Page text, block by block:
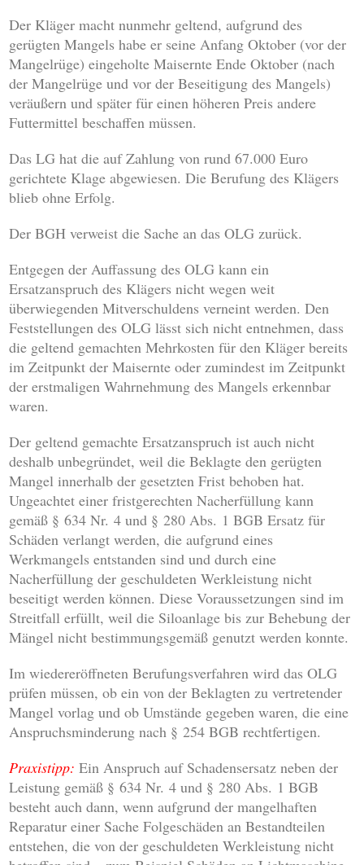
Der Kläger macht nunmehr geltend, aufgrund des
gerügten Mangels habe er seine Anfang Oktober (vor der
Mangelrüge) eingeholte Maisernte Ende Oktober (nach
der Mangelrüge und vor der Beseitigung des Mangels)
veräußern und später für einen höheren Preis andere
Futtermittel beschaffen müssen.
Das LG hat die auf Zahlung von rund 67.000 Euro
gerichtete Klage abgewiesen. Die Berufung des Klägers
blieb ohne Erfolg.
Der BGH verweist die Sache an das OLG zurück.
Entgegen der Auffassung des OLG kann ein
Ersatzanspruch des Klägers nicht wegen weit
überwiegenden Mitverschuldens verneint werden. Den
Feststellungen des OLG lässt sich nicht entnehmen, dass
die geltend gemachten Mehrkosten für den Kläger bereits
im Zeitpunkt der Maisernte oder zumindest im Zeitpunkt
der erstmaligen Wahrnehmung des Mangels erkennbar
waren.
Der geltend gemachte Ersatzanspruch ist auch nicht
deshalb unbegründet, weil die Beklagte den gerügten
Mangel innerhalb der gesetzten Frist behoben hat.
Ungeachtet einer fristgerechten Nacherfüllung kann
gemäß § 634 Nr. 4 und § 280 Abs. 1 BGB Ersatz für
Schäden verlangt werden, die aufgrund eines
Werkmangels entstanden sind und durch eine
Nacherfüllung der geschuldeten Werkleistung nicht
beseitigt werden können. Diese Voraussetzungen sind im
Streitfall erfüllt, weil die Siloanlage bis zur Behebung der
Mängel nicht bestimmungsgemäß genutzt werden konnte.
Im wiedereröffneten Berufungsverfahren wird das OLG
prüfen müssen, ob ein von der Beklagten zu vertretender
Mangel vorlag und ob Umstände gegeben waren, die eine
Anspruchsminderung nach § 254 BGB rechtfertigen.
Praxistipp: Ein Anspruch auf Schadensersatz neben der
Leistung gemäß § 634 Nr. 4 und § 280 Abs. 1 BGB
besteht auch dann, wenn aufgrund der mangelhaften
Reparatur einer Sache Folgeschäden an Bestandteilen
entstehen, die von der geschuldeten Werkleistung nicht